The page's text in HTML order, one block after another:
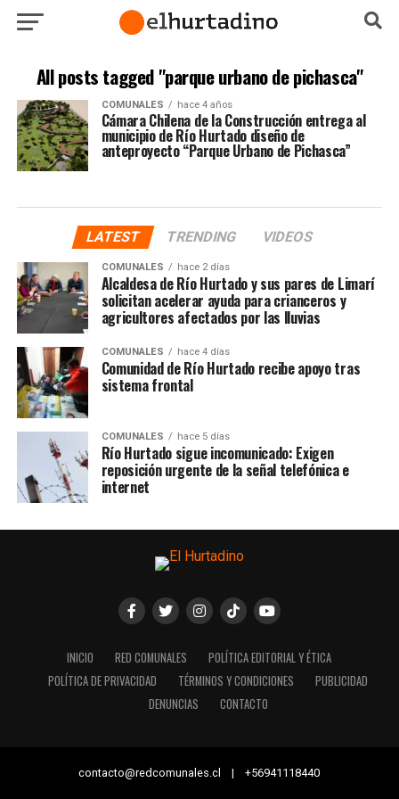
All posts tagged "parque urbano de pichasca"
COMUNALES hace 4 años
Cámara Chilena de la Construcción entrega al
municipio de Río Hurtado diseño de
anteproyecto “Parque Urbano de Pichasca”
LATEST TRENDING VIDEOS
COMUNALES hace 2 días
Alcaldesa de Río Hurtado y sus pares de Limarí
solicitan acelerar ayuda para crianceros y
agricultores afectados por las lluvias
COMUNALES hace 4 días
Comunidad de Río Hurtado recibe apoyo tras
sistema frontal
COMUNALES hace 5 días
Río Hurtado sigue incomunicado: Exigen
reposición urgente de la señal telefónica e
internet
INICIO RED COMUNALES
POLÍTICA EDITORIAL Y ÉTICA
POLÍTICA DE PRIVACIDAD
TÉRMINOS Y CONDICIONES
PUBLICIDAD
DENUNCIAS
CONTACTO
contacto@redcomunales.cl | +56941118440